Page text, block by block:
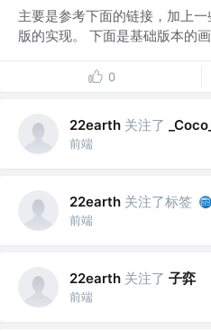
主要是参考下面的链接，加上
版的实现。 下面是基础版本的
0
22earth 关注了 _Coco_
前端
22earth 关注了标签
前端
22earth 关注了 子弈
前端